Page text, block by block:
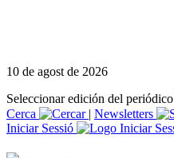
10 de agost de 2026
Seleccionar edición del periódico
Cerca
| Newsletters
Iniciar Sessió